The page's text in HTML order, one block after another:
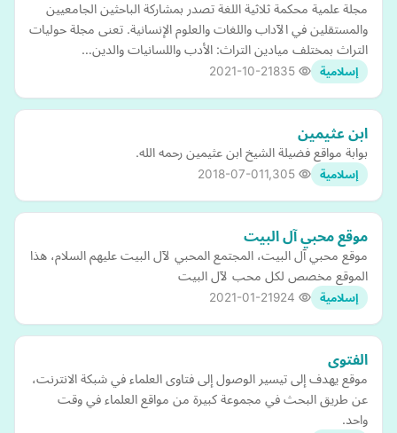
مجلة علمية محكمة ثلاثية اللغة تصدر بمشاركة الباحثين الجامعيين
والمستقلين في الآداب واللغات والعلوم الإنسانية. تعنى مجلة حوليات
التراث بمختلف ميادين التراث: الأدب واللسانيات والدين…
إسلامية 2021-10-21
ابن عثيمين
بوابة مواقع فضيلة الشيخ ابن عثيمين رحمه الله.
إسلامية 2018-07-01
موقع محبي آل البيت
موقع محبي آل البيت، المجتمع المحبي لآل البيت عليهم السلام، هذا
الموقع مخصص لكل محب لآل البيت
إسلامية 2021-01-21
الفتوى
موقع يهدف إلى تيسير الوصول إلى فتاوى العلماء في شبكة الانترنت،
عن طريق البحث في مجموعة كبيرة من مواقع العلماء في وقت
واحد.